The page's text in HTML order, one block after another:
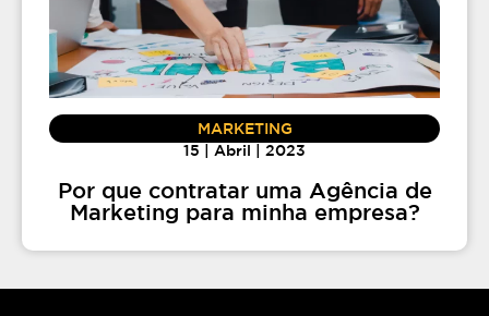
MARKETING
15 | Abril | 2023
Por que contratar uma Agência de
Marketing para minha empresa?